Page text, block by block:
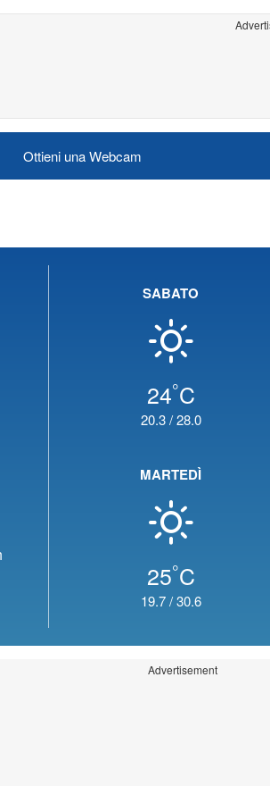
Ottieni una Webcam
SABATO
24°C
20.3/28.0
MARTEDÌ
25°C
19.7/30.6
Advertisement